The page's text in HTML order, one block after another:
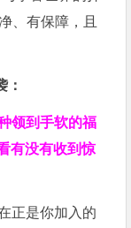
、有保障，且
：
领到手软的福
有没有收到惊
正是你加入的